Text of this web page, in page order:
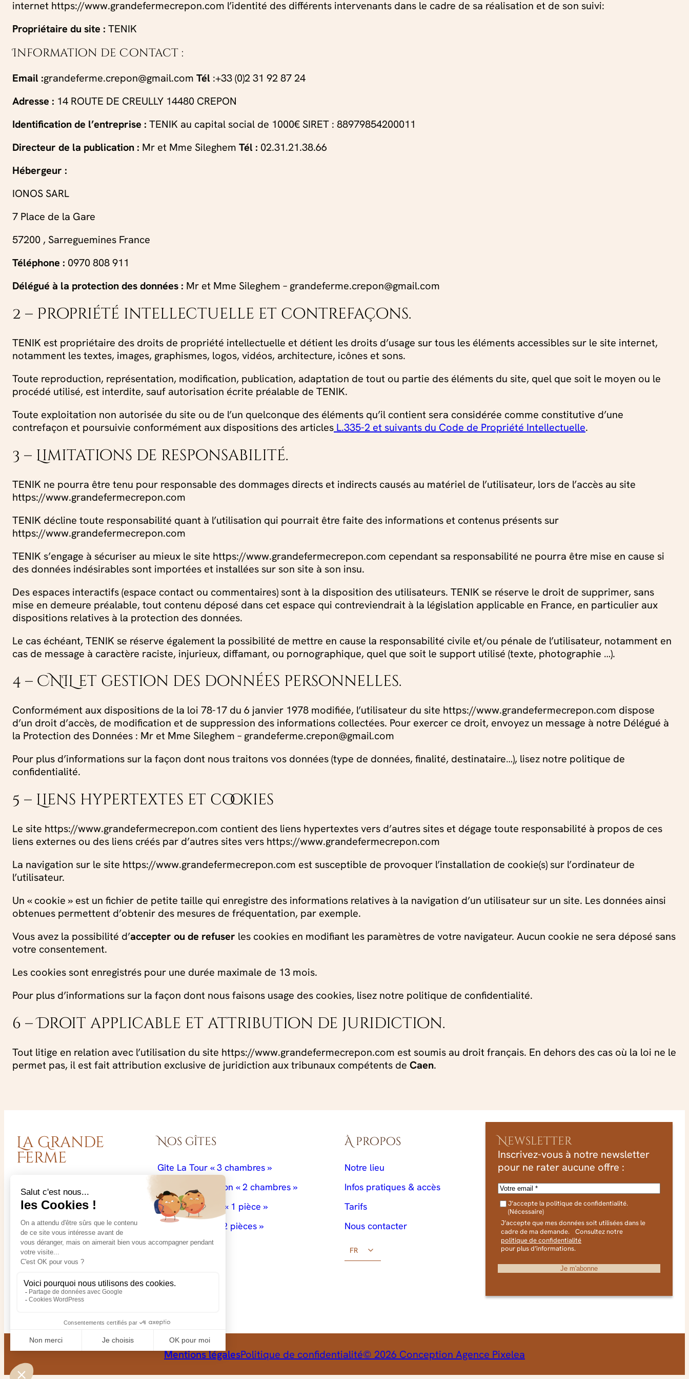
Idéal famille
Gîte Le Colimaçon « 2
chambres »
Idéal famille
Gîte le Poirier « 2 pièces »
Infos pratiques & accès
Galerie
Que visiter à proximité de l’hôtel ?
internet https://www.grandefermecrepon.com l’identité des différents intervenants dans le cadre de sa réalisation et de son suivi:
Propriétaire du site : TENIK
Information de Contact :
Email :grandeferme.crepon@gmail.com Tél :+33 (0)2 31 92 87 24
Adresse : 14 ROUTE DE CREULLY 14480 CREPON
Identification de l’entreprise : TENIK au capital social de 1000€ SIRET : 88979854200011
Directeur de la publication : Mr et Mme Sileghem Tél : 02.31.21.38.66
Hébergeur :
IONOS SARL
7 Place de la Gare
57200 , Sarreguemines France
Téléphone : 0970 808 911
Délégué à la protection des données : Mr et Mme Sileghem – grandeferme.crepon@gmail.com
2 – Propriété intellectuelle et contrefaçons.
TENIK est propriétaire des droits de propriété intellectuelle et détient les droits d’usage sur tous les éléments accessibles sur le site internet,
notamment les textes, images, graphismes, logos, vidéos, architecture, icônes et sons.
Toute reproduction, représentation, modification, publication, adaptation de tout ou partie des éléments du site, quel que soit le moyen ou le
procédé utilisé, est interdite, sauf autorisation écrite préalable de TENIK.
Toute exploitation non autorisée du site ou de l’un quelconque des éléments qu’il contient sera considérée comme constitutive d’une
contrefaçon et poursuivie conformément aux dispositions des articles L.335-2 et suivants du Code de Propriété Intellectuelle.
3 – Limitations de responsabilité.
TENIK ne pourra être tenu pour responsable des dommages directs et indirects causés au matériel de l’utilisateur, lors de l’accès au site
https://www.grandefermecrepon.com
TENIK décline toute responsabilité quant à l’utilisation qui pourrait être faite des informations et contenus présents sur
https://www.grandefermecrepon.com
TENIK s’engage à sécuriser au mieux le site https://www.grandefermecrepon.com cependant sa responsabilité ne pourra être mise en cause si
des données indésirables sont importées et installées sur son site à son insu.
Des espaces interactifs (espace contact ou commentaires) sont à la disposition des utilisateurs. TENIK se réserve le droit de supprimer, sans
mise en demeure préalable, tout contenu déposé dans cet espace qui contreviendrait à la législation applicable en France, en particulier aux
dispositions relatives à la protection des données.
Le cas échéant, TENIK se réserve également la possibilité de mettre en cause la responsabilité civile et/ou pénale de l’utilisateur, notamment en
cas de message à caractère raciste, injurieux, diffamant, ou pornographique, quel que soit le support utilisé (texte, photographie …).
4 – CNIL et gestion des données personnelles.
Conformément aux dispositions de la loi 78-17 du 6 janvier 1978 modifiée, l’utilisateur du site https://www.grandefermecrepon.com dispose
d’un droit d’accès, de modification et de suppression des informations collectées. Pour exercer ce droit, envoyez un message à notre Délégué à
la Protection des Données : Mr et Mme Sileghem – grandeferme.crepon@gmail.com
Pour plus d’informations sur la façon dont nous traitons vos données (type de données, finalité, destinataire…), lisez notre politique de
confidentialité.
5 – Liens hypertextes et cookies
Le site https://www.grandefermecrepon.com contient des liens hypertextes vers d’autres sites et dégage toute responsabilité à propos de ces
liens externes ou des liens créés par d’autres sites vers https://www.grandefermecrepon.com
La navigation sur le site https://www.grandefermecrepon.com est susceptible de provoquer l’installation de cookie(s) sur l’ordinateur de
l’utilisateur.
Un « cookie » est un fichier de petite taille qui enregistre des informations relatives à la navigation d’un utilisateur sur un site. Les données ainsi
obtenues permettent d’obtenir des mesures de fréquentation, par exemple.
Vous avez la possibilité d’accepter ou de refuser les cookies en modifiant les paramètres de votre navigateur. Aucun cookie ne sera déposé sans
votre consentement.
Les cookies sont enregistrés pour une durée maximale de 13 mois.
Pour plus d’informations sur la façon dont nous faisons usage des cookies, lisez notre politique de confidentialité.
6 – Droit applicable et attribution de juridiction.
Tout litige en relation avec l’utilisation du site https://www.grandefermecrepon.com est soumis au droit français. En dehors des cas où la loi ne le
permet pas, il est fait attribution exclusive de juridiction aux tribunaux compétents de Caen.
La Grande
Ferme
FERME
14 Route de Creully
14480 Crépon
grandeferme.crepon@gmail.c
om
+33 (0)2 31 92 87 24
Nos gîtes
Gîte La Tour « 3 chambres »
Gîte Le Colimaçon « 2 chambres »
Gîte Le Cerisier « 1 pièce »
Gîte le Poirier « 2 pièces »
À propos
Notre lieu
Infos pratiques & accès
Tarifs
Nous contacter
FR
Newsletter
Inscrivez-vous à notre newsletter
pour ne rater aucune offre :
-
m
a
c
s
i
r
G
D
N
e
s
i
J’accepte la politique de confidentialité.
(Nécessaire)
J’accepte que mes données soit utilisées dans le
cadre de ma demande. Consultez notre
politique de confidentialité
pour plus d’informations.
Mentions légalesPolitique de confidentialité© 2026 Conception Agence Pixelea